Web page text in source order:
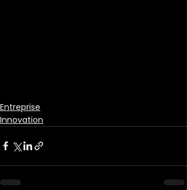
Entreprise
Innovation